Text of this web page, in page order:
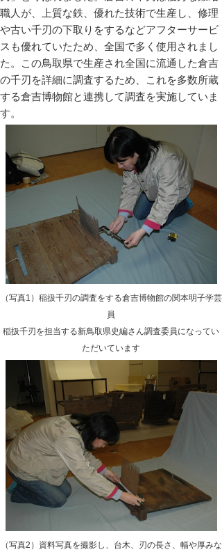
職人が、上質な鉄、優れた技術で生産し、修理
や古い千刃の下取りをするなどアフターサービ
スも優れていたため、全国で多く使用されまし
た。この鳥取県で生産され全国に流通した倉吉
の千刃を詳細に調査するため、これを多数所蔵
する倉吉博物館と連携して調査を実施していま
す。
（写真1）稲扱千刃の調査をする倉吉博物館の関本明子学芸
員
稲扱千刃を担当する新鳥取県史編さん調査委員になってい
ただいています
（写真2）資料写真を撮影し、台木、刃の長さ、幅や厚みな